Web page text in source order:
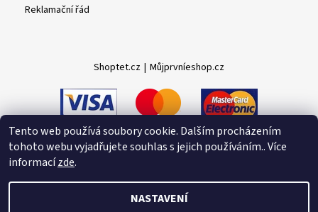
Reklamační řád
Shoptet.cz | Můjprvníeshop.cz
Tento web používá soubory cookie. Dalším procházením
tohoto webu vyjadřujete souhlas s jejich používáním.. Více
informacízde.
NASTAVENÍ